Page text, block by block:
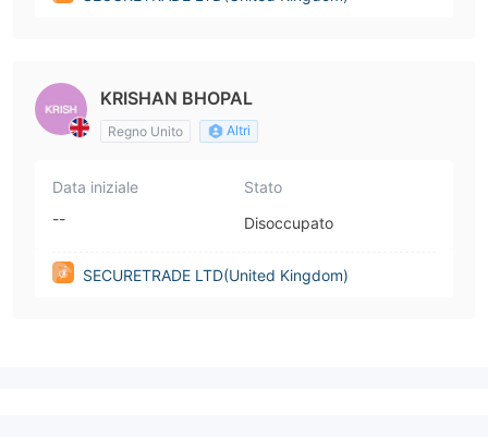
KRISHAN BHOPAL
Regno Unito Altri
Data iniziale
--
Stato
Disoccupato
SECURETRADE LTD(United Kingdom)